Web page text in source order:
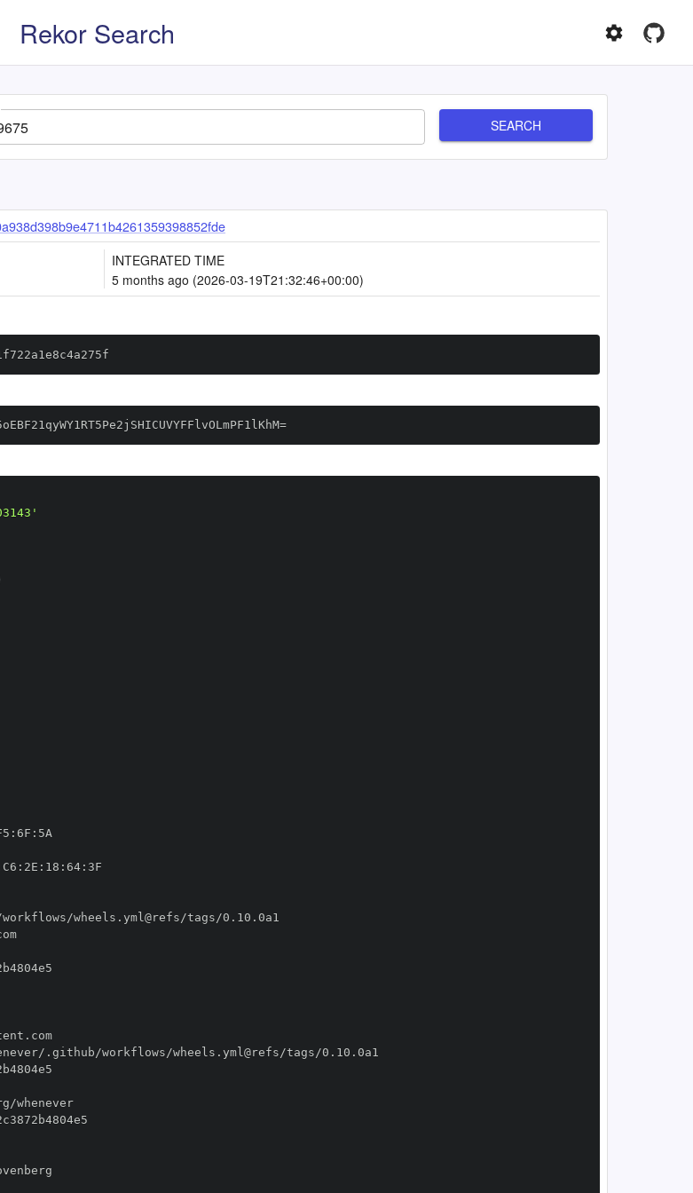
Rekor Search
SEARCH
INTEGRATED TIME
5 months ago (2026-03-19T21:32:46+00:00)
: 6F :
C6 : 2E : 18 : 64:
//token.actions.githubusercontent.com
//token.actions.githubusercontent.com
//github.com/ariebovenberg/whenever